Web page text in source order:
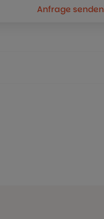
Anfrage senden